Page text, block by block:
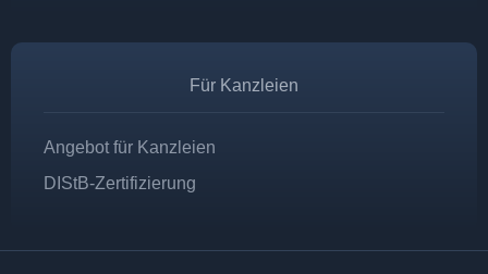
Für Kanzleien
Angebot für Kanzleien
DIStB-Zertifizierung